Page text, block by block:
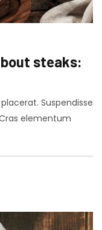
steaks:
Suspendisse
elementum